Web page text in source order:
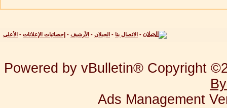
- الاتصال بنا - الجبلان - الأرشيف - إحصائيات الإعلانات - الأعلى
Powered by vBulletin® Copyright
Ads Management